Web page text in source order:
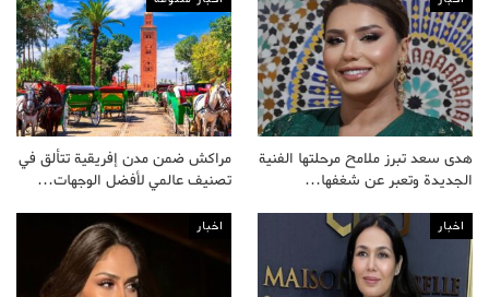
هدى سعد تبرز ملامح مرحلتها الفنية
الجديدة وتعبر عن شغفها…
مراكش ضمن مدن إفريقية تتألق في
تصنيف عالمي لأفضل الوجهات…
اخبار اخبار